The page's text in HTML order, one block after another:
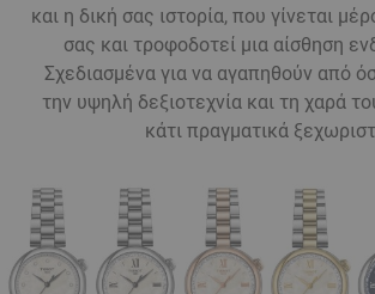
και η δική σας ιστορία, που γίνεται
σας και τροφοδοτεί μια αίσθηση
Σχεδιασμένα για να αγαπηθούν από
την υψηλή δεξιοτεχνία και τη χαρά
κάτι πραγματικά